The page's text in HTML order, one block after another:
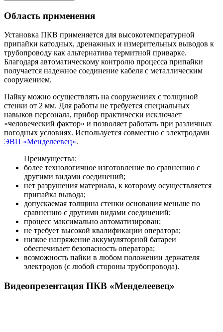
Область применения
Установка ПКВ применяется для высокотемпературной
припайки катодных, дренажных и измерительных выводов к
трубопроводу как альтернатива термитной приварке.
Благодаря автоматическому контролю процесса припайки
получается надежное соединение кабеля с металлическим
сооружением.
Пайку можно осуществлять на сооружениях с толщиной
стенки от 2 мм. Для работы не требуется специальных
навыков персонала, прибор практически исключает
«человеческий фактор» и позволяет работать при различных
погодных условиях. Используется совместно с электродами
ЭВП «Менделеевец».
Преимущества:
более технологичное изготовление по сравнению с
другими видами соединений;
нет разрушения материала, к которому осуществляется
припайка вывода;
допускаемая толщина стенки основания меньше по
сравнению с другими видами соединений;
процесс максимально автоматизирован;
не требует высокой квалификации оператора;
низкое напряжение аккумуляторной батареи
обеспечивает безопасность оператора;
возможность пайки в любом положении держателя
электродов (с любой стороны трубопровода).
Видеопрезентация ПКВ «Менделеевец»